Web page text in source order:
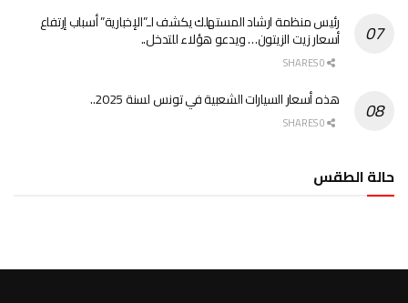
رئيس منظمة ارشاد المستهلك يكشف لـ”الإخبارية” أسباب إرتفاع
أسعار زيت الزيتون… ويدعو هؤلاء للتدخل..
هذه أسعار السيارات الشعبية في تونس لسنة 2025..
حالة الطقس